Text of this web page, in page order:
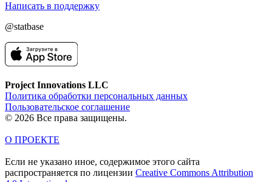
Написать в поддержку
@statbase
Project Innovations LLC
Политика обработки персональных данных
Пользовательское соглашение
© 2026 Все права защищены.
О ПРОЕКТЕ
Если не указано иное, содержимое этого сайта
распространяется по лицензии Creative Commons Attribution